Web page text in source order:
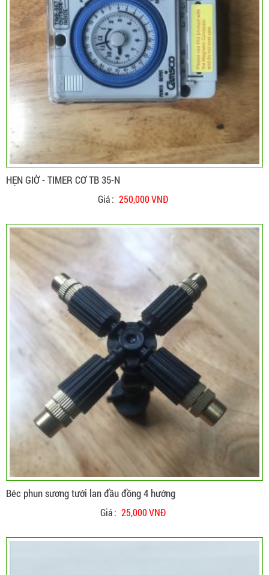
HẸN GIỜ - TIMER CƠ TB 35-N
Giá : 250,000 VNĐ
Béc phun sương tưới lan đầu đồng 4 hướng
Giá : 25,000 VNĐ